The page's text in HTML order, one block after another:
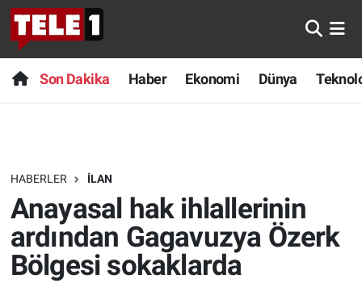
Son Dakika Haber Ekonomi Dünya
HABERLER İLAN
Anayasal hak ihlallerinin
ardından Gagavuzya Özerk
Bölgesi sokaklarda
Anında Manşet
Başka Sohbetler
Bilim turu
Bilim ve Teknoloji Evreni
Doğa Konuşuyor
Son Dakika
Haber
Dünya
Teknoloji
Sağlık
Nöbetçi Eczaneler
Hava Durumu
Trafik Durumu
Süper Lig Puan Durumu ve Fikstür
Tüm Manşetler